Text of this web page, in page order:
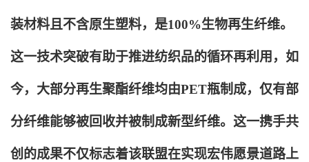
装材料且不含原生塑料，是100%生物再生纤维。
这一技术突破有助于推进纺织品的循环再利用，如
今，大部分再生聚酯纤维均由PET瓶制成，仅有部
分纤维能够被回收并被制成新型纤维。这一携手共
创的成果不仅标志着该联盟在实现宏伟愿景道路上